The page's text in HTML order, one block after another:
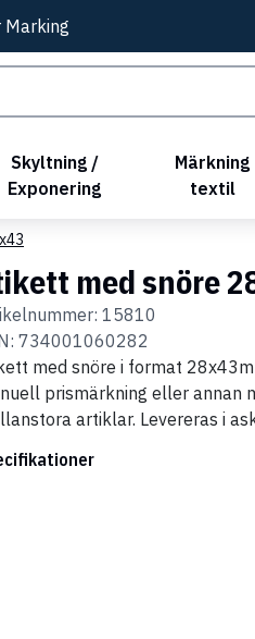
Skyltning /
Exponering
Märkning
textil
med snöre
15810
734001060282
med snöre i format
prismärkning eller annan
artiklar. Levereras i